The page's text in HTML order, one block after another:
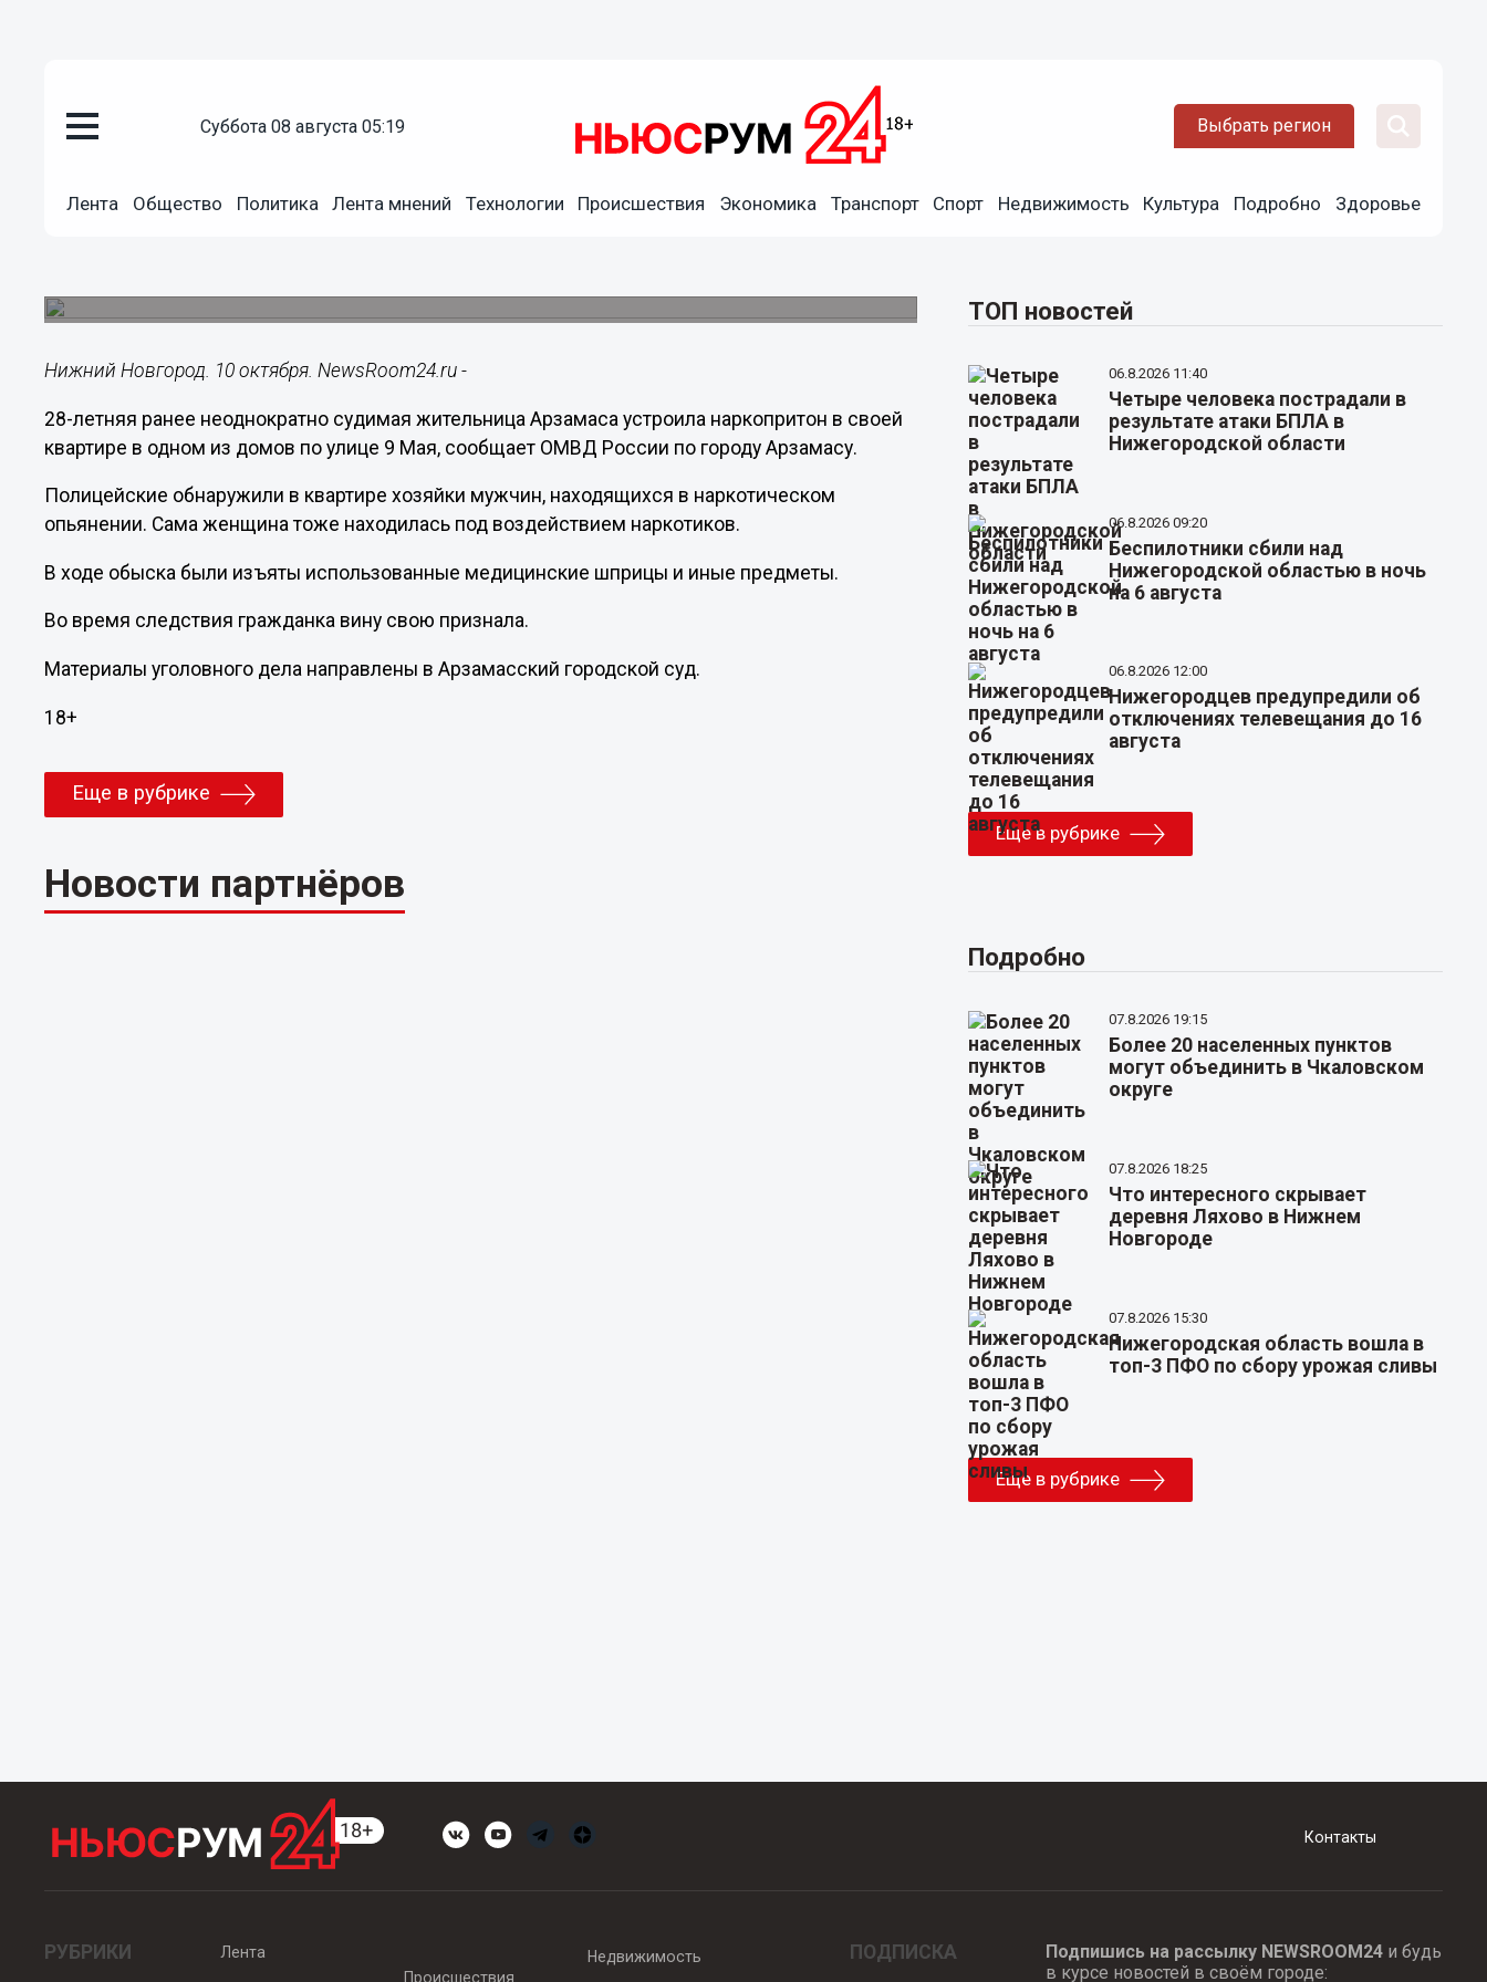
суббота 08 августа 05:19 Выбрать регион
Лента Общество Политика Лента мнений Технологии Происшествия Экономика Транспорт Спорт Недвижимость Культура Подробно Здоровье
28-летняя рецидивистка организовала наркопритон в
Нижний Новгород. 10 октября. NewsRoom24.ru -
28-летняя ранее неоднократно судимая жительница Арзамаса устроила наркопритон в своей
квартире в одном из домов по улице 9 Мая, сообщает ОМВД России по городу Арзамасу.
Полицейские обнаружили в квартире хозяйки мужчин, находящихся в наркотическом
опьянении. Сама женщина тоже находилась под воздействием наркотиков.
В ходе обыска были изъяты использованные медицинские шприцы и иные предметы.
Во время следствия гражданка вину свою признала.
Материалы уголовного дела направлены в Арзамасский городской суд.
18+
Еще в рубрике
Новости партнёров
ТОП новостей
06.8.2026 11:40
Четыре человека пострадали в
результате атаки БПЛА в
Нижегородской области
06.8.2026 09:20
Беспилотники сбили над
Нижегородской областью в ночь
на 6 августа
06.8.2026 12:00
Нижегородцев предупредили об
отключениях телевещания до 16
августа
Еще в рубрике
Подробно
07.8.2026 19:15
Более 20 населенных пунктов
могут объединить в Чкаловском
округе
07.8.2026 18:25
Что интересного скрывает
деревня Ляхово в Нижнем
Новгороде
07.8.2026 15:30
Нижегородская область вошла в
топ-3 ПФО по сбору урожая сливы
Еще в рубрике
Контакты
РУБРИКИ
Лента
Происшествия
Недвижимость ПОДПИСКА Подпишись на рассылку NEWSROOM24и будь
в курсе новостей в своём городе: